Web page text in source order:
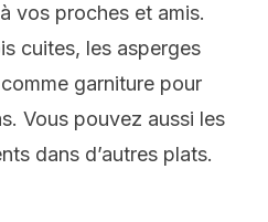
vos proches et amis.
cuites, les asperges
garniture pour
Vous pouvez aussi les
dans d’autres plats.